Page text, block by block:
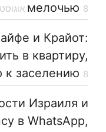
мелочью 8 אוגוסט 2026, 14:26,
и Крайот:
в квартиру,
к заселению 8 אוגוסט 2026, 14:22,
Израиля и
в WhatsApp,